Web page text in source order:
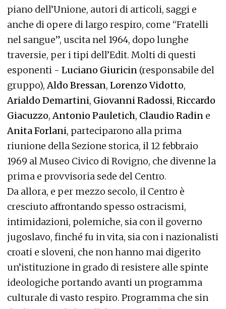
piano dell’Unione, autori di articoli, saggi e
anche di opere di largo respiro, come “Fratelli
nel sangue”, uscita nel 1964, dopo lunghe
traversie, per i tipi dell’Edit. Molti di questi
esponenti - Luciano Giuricin (responsabile del
gruppo),Aldo Bressan, Lorenzo Vidotto,
Arialdo Demartini, Giovanni Radossi, Riccardo
Giacuzzo,Antonio Pauletich, Claudio Radin e
Anita Forlani, parteciparono alla prima
riunione della Sezione storica, il 12 febbraio
1969 al Museo Civico di Rovigno, che divenne la
prima e provvisoria sede del Centro.
Da allora, e per mezzo secolo, il Centro è
cresciuto affrontando spesso ostracismi,
intimidazioni, polemiche, sia con il governo
jugoslavo, finché fu in vita, sia con i nazionalisti
croati e sloveni, che non hanno mai digerito
un’istituzione in grado di resistere alle spinte
ideologiche portando avanti un programma
culturale di vasto respiro. Programma che sin